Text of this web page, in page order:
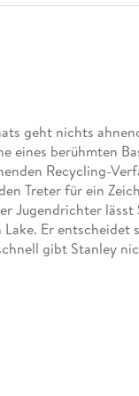
geht nichts
eines berühmten
Recycling-
Treter für ein
Jugendrichter lässt
Er entscheidet
gibt Stanley